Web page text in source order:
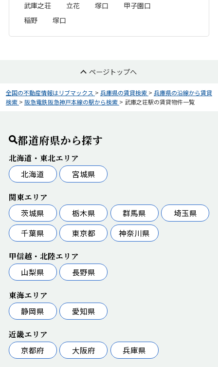
武庫之荘 立花 塚口
甲子園口
稲野
塚口
ページトップへ
全国の不動産情報はリブマックス > 兵庫県の賃貸検索 > 兵庫県の沿線から賃貸
検索 > 阪急電鉄阪急神戸本線の駅から検索 > 武庫之荘駅の賃貸物件一覧
都道府県から探す
北海道・東北エリア
北海道
宮城県
関東エリア
茨城県
栃木県 群馬県
埼玉県
千葉県
東京都 神奈川県
甲信越・北陸エリア
山梨県
長野県
東海エリア
静岡県
愛知県
近畿エリア
京都府
大阪府 兵庫県